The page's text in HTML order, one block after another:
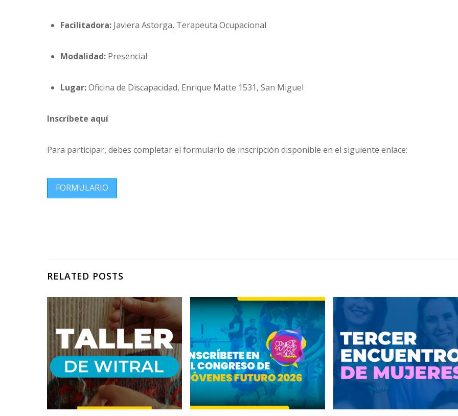
Facilitadora:Javiera Astorga, Terapeuta Ocupacional
Modalidad:Presencial
Lugar:Oficina de Discapacidad, Enrique Matte 1531, San Miguel
Inscríbete aquí
Para participar, debes completar el formulario de inscripción disponible en el siguiente enlace:
FORMULARIO
RELATED POSTS